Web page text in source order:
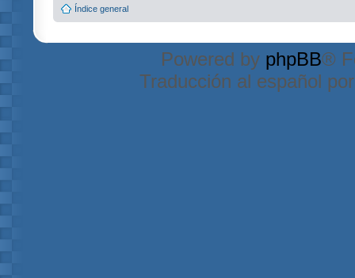
Índice general
Powered by phpBB®
Traducción al español